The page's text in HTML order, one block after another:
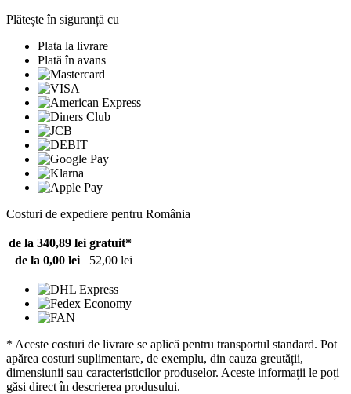
Plătește în siguranță cu
Plata la livrare
Plată în avans
Costuri de expediere pentru România
de la 340,89 lei gratuit*
de la 0,00 lei
52,00 lei
* Aceste costuri de livrare se aplică pentru transportul standard. Pot
apărea costuri suplimentare, de exemplu, din cauza greutății,
dimensiunii sau caracteristicilor produselor. Aceste informații le poți
găsi direct în descrierea produsului.